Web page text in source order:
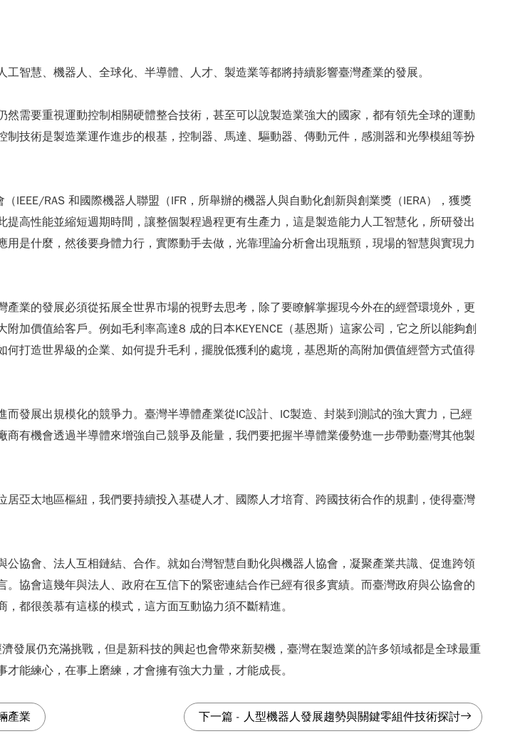
智慧、機器人、全球化、半導體、人才、製造業等都將持續影響臺灣產業的發展。
需要重視運動控制相關硬體整合技術，甚至可以說製造業強大的國家，都有領先全球的運動
技術是製造業運作進步的根基，控制器、馬達、驅動器、傳動元件，感測器和光學模組等扮
IEEE/RAS 和國際機器人聯盟（IFR，所舉辦的機器人與自動化創新與創業獎（IERA），獲獎
高性能並縮短週期時間，讓整個製程過程更有生產力，這是製造能力人工智慧化，所研發出
是什麼，然後要身體力行，實際動手去做，光靠理論分析會出現瓶頸，現場的智慧與實現力
業的發展必須從拓展全世界市場的視野去思考，除了要瞭解掌握現今外在的經營環境外，更
加價值給客戶。例如毛利率高達8 成的日本KEYENCE（基恩斯）這家公司，它之所以能夠創
打造世界級的企業、如何提升毛利，擺脫低獲利的處境，基恩斯的高附加價值經營方式值得
發展出規模化的競爭力。臺灣半導體產業從IC設計、IC製造、封裝到測試的強大實力，已經
有機會透過半導體來增強自己競爭及能量，我們要把握半導體業優勢進一步帶動臺灣其他製
亞太地區樞紐，我們要持續投入基礎人才、國際人才培育、跨國技術合作的規劃，使得臺灣
協會、法人互相鏈結、合作。就如台灣智慧自動化與機器人協會，凝聚產業共識、促進跨領
協會這幾年與法人、政府在互信下的緊密連結合作已經有很多實績。而臺灣政府與公協會的
都很羨慕有這樣的模式，這方面互動協力須不斷精進。
發展仍充滿挑戰，但是新科技的興起也會帶來新契機，臺灣在製造業的許多領域都是全球最重
能練心，在事上磨練，才會擁有強大力量，才能成長。
產業 下一篇 - 人型機器人發展趨勢與關鍵零組件技術探討